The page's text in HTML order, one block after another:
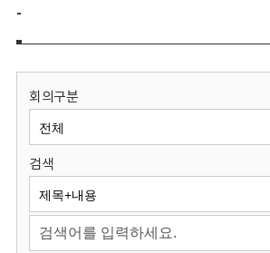
보
원
회
-
회의구분
검색